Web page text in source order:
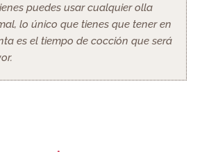
puedes usar cualquier olla
lo único que tienes que tener en
es el tiempo de cocción que será